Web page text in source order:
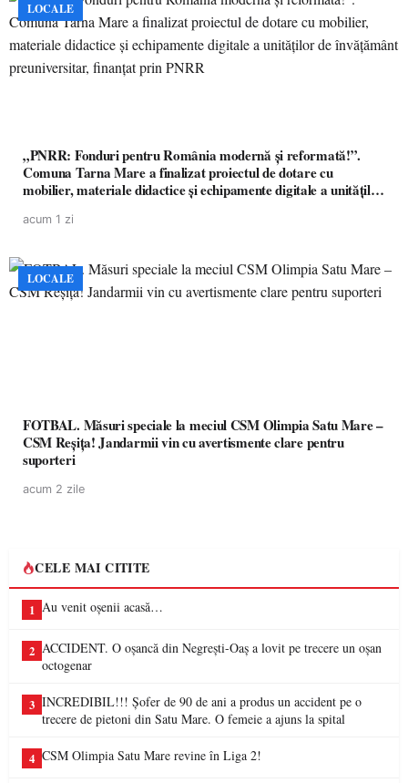
LOCALE
„PNRR: Fonduri pentru România modernă și reformată!”.
Comuna Tarna Mare a finalizat proiectul de dotare cu
mobilier, materiale didactice și echipamente digitale a unităților
acum 1 zi
LOCALE
FOTBAL. Măsuri speciale la meciul CSM Olimpia Satu Mare –
CSM Reșița! Jandarmii vin cu avertismente clare pentru
suporteri
acum 2 zile
CELE MAI CITITE
1 Au venit oșenii acasă…
2 ACCIDENT. O oșancă din Negrești-Oaș a lovit pe trecere un oșan
octogenar
3 INCREDIBIL!!! Șofer de 90 de ani a produs un accident pe o
trecere de pietoni din Satu Mare. O femeie a ajuns la spital
4 CSM Olimpia Satu Mare revine în Liga 2!